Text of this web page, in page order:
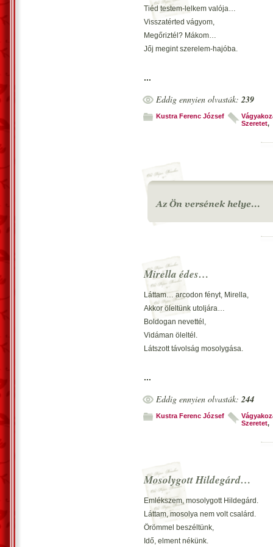
Tiéd testem-lelkem valója…
Visszatérted vágyom,
Megőriztél? Mákom…
Jőj megint szerelem-hajóba.
Megint úgy vágynálak,
Megsimogatnálak…
Lennénk egy pár… élet valója.
Igaz pár lehetnénk,
Légy Te, szerelem messiása…
Vecsés, 2021. november 21. –
...
Eddig ennyien olvasták:239
Kustra Ferenc József
Szeretet,
Mirella édes…
Láttam… arcodon fényt, Mirella,
Akkor öleltünk utoljára…
Boldogan nevettél,
Vidáman öleltél.
Látszott távolság mosolygása.
Szép szemed is fénylett,
Ég még kicsit kéklett…
Szép pillanat… sors már taposott.
Első ölelés volt,
Több ilyen, már nem volt.
Megváltó halálfény… ott kotlott.
Vecsés, 2021. november 14. –
...
Eddig ennyien olvasták:244
Kustra Ferenc József
Szeretet,
Mosolygott Hildegárd…
Emlékszem, mosolygott Hildegárd.
Láttam, mosolya nem volt csalárd.
Örömmel beszéltünk,
Idő, elment nékünk.